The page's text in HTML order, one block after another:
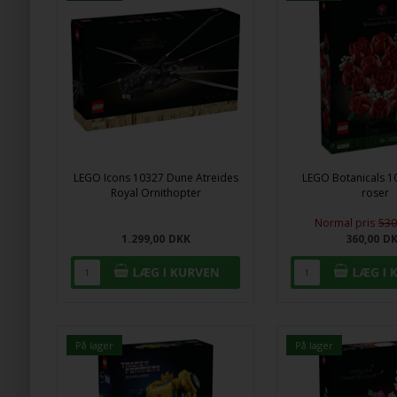
LEGO Icons 10327 Dune Atreides
Royal Ornithopter
1.299,00 DKK
LEGO Botanicals
roser
Normal pris
360,00
På lager På lager